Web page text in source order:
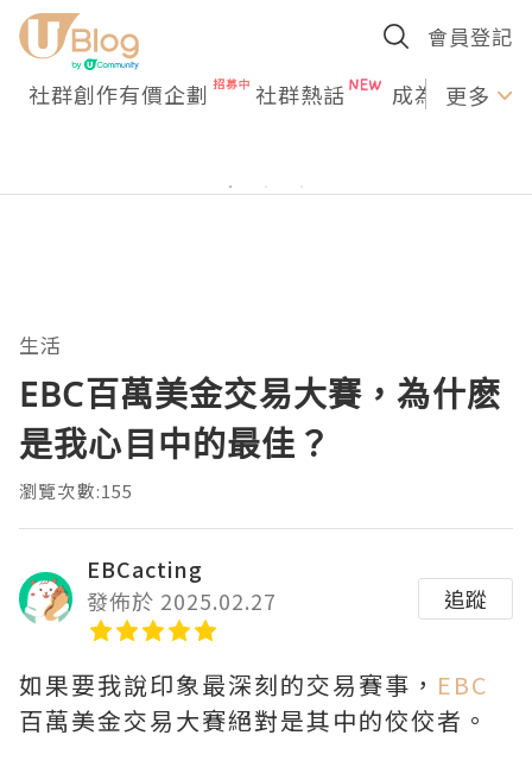
會員登記
社群創作有價企劃 社群熱話 成為U更多
生活
EBC百萬美金交易大賽，為什麽
是我心目中的最佳？
瀏覽次數:155
EBCacting
發佈於 2025.02.27
追蹤
如果要我說印象最深刻的交易賽事， EBC
百萬美金交易大賽絕對是其中的佼佼者。